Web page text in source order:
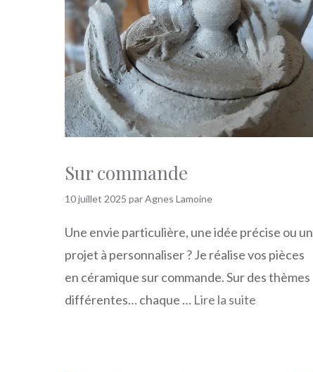
Sur commande
10 juillet 2025 parAgnes Lamoine
Une envie particulière, une idée précise ou un
projet à personnaliser ? Je réalise vos pièces
en céramique sur commande. Sur des thèmes
différentes… chaque … Lire la suite